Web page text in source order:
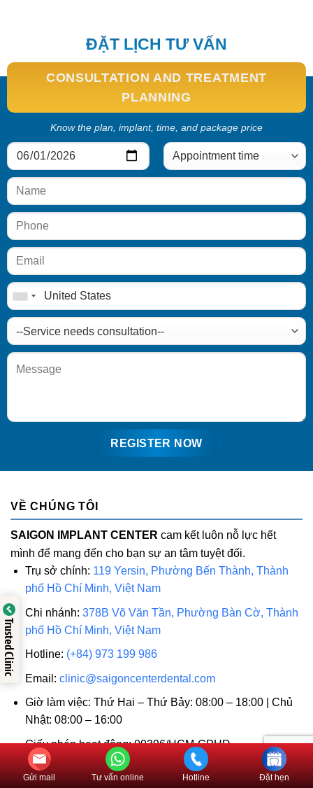
ĐẶT LỊCH TƯ VẤN
CONSULTATION AND TREATMENT
PLANNING
Know the plan, implant, time, and package price
VỀ CHÚNG TÔI
SAIGON IMPLANT CENTER cam kết luôn nỗ lực hết
mình để mang đến cho bạn sự an tâm tuyệt đối.
Trụ sở chính: 119 Yersin, Phường Bến Thành, Thành
phố Hồ Chí Minh, Việt Nam
Chi nhánh: 378B Võ Văn Tần, Phường Bàn Cờ, Thành
phố Hồ Chí Minh, Việt Nam
Hotline: (+84) 973 199 986
Email: clinic@saigoncenterdental.com
Giờ làm việc: Thứ Hai – Thứ Bảy: 08:00 – 18:00 | Chủ
Nhật: 08:00 – 16:00
Giấy phép hoạt động: 09396/HCM-GPHĐ
Phạm vi hoạt động: Phòng khám chuyên khoa Răng
Gửi mail Tư vấn online Hotline Đặt hẹn
Trusted Clinic